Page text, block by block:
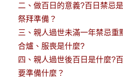
二、 做百日的意義?百日禁忌
祭拜準備？
三、 親人過世未滿一年禁忌重
合爐、服喪是什麼?
四、 親人過世後百日是什麼?
要準備什麼？